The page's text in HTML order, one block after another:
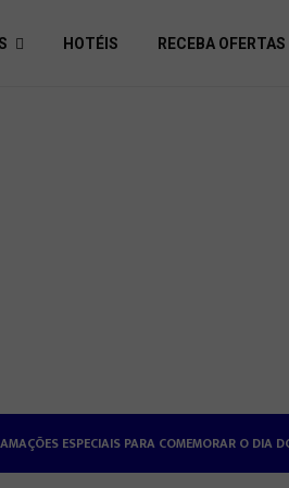
HOTÉIS RECEBA OFERTAS
SOBRE RELAÇÕES DE TRABALHO NA